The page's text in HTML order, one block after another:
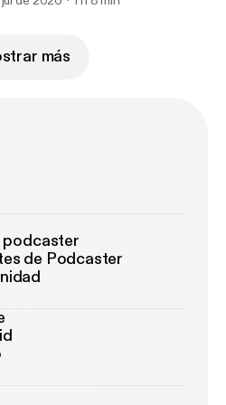
más
podcaster
de Podcaster